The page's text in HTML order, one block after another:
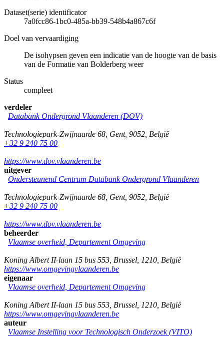
Dataset(serie) identificator
7a0fcc86-1bc0-485a-bb39-548b4a867c6f
Doel van vervaardiging
De isohypsen geven een indicatie van de hoogte van de basis
van de Formatie van Bolderberg weer
Status
compleet
verdeler
Databank Ondergrond Vlaanderen (DOV)
Technologiepark-Zwijnaarde 68 Gent, 9052 België
+32 9 240 75 00
https://www.dov.vlaanderen.be
uitgever
Ondersteunend Centrum Databank Ondergrond Vlaanderen
Technologiepark-Zwijnaarde 68 Gent, 9052 België
+32 9 240 75 00
https://www.dov.vlaanderen.be
beheerder
Vlaamse overheid, Departement Omgeving
Koning Albert II-laan 15 bus 553 Brussel 1210 België
https://www.omgevingvlaanderen.be
eigenaar
Vlaamse overheid, Departement Omgeving
Koning Albert II-laan 15 bus 553 Brussel 1210 België
https://www.omgevingvlaanderen.be
auteur
Vlaamse Instelling voor Technologisch Onderzoek (VITO)